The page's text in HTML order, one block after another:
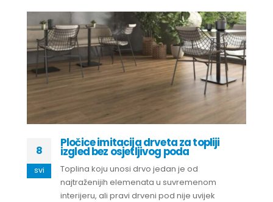
8
svi
Pločice imitacija drveta za topliji
izgled bez osjetljivog poda
Toplina koju unosi drvo jedan je od
najtraženijih elemenata u suvremenom
interijeru, ali pravi drveni pod nije uvijek